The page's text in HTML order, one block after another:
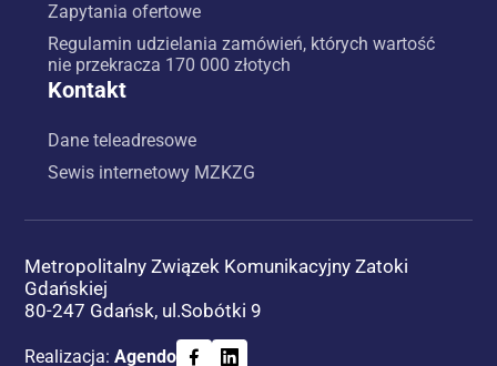
Zapytania ofertowe
Regulamin udzielania zamówień, których wartość
nie przekracza 170 000 złotych
Kontakt
Dane teleadresowe
Sewis internetowy MZKZG
Metropolitalny Związek Komunikacyjny Zatoki
Gdańskiej
80-247 Gdańsk, ul.Sobótki 9
Realizacja:Agendo